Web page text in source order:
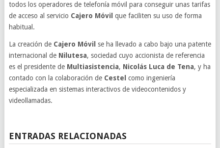
todos los operadores de telefonía móvil para conseguir unas tarifas
de acceso al servicio Cajero Móvil que faciliten su uso de forma
habitual.
La creación de Cajero Móvil se ha llevado a cabo bajo una patente
internacional de Nilutesa, sociedad cuyo accionista de referencia
es el presidente de Multiasistencia, Nicolás Luca de Tena, y ha
contado con la colaboración de Cestel como ingeniería
especializada en sistemas interactivos de videocontenidos y
videollamadas.
ENTRADAS RELACIONADAS